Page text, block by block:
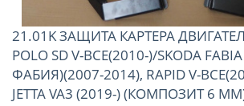
21.01K ЗАЩИТА КАРТЕРА
POLO SD V-ВСЕ(2010-)/SKODA
ФАБИЯ)(2007-2014), RAPID V-
JETTA VA3 (2019-) (КОМПОЗИТ 6